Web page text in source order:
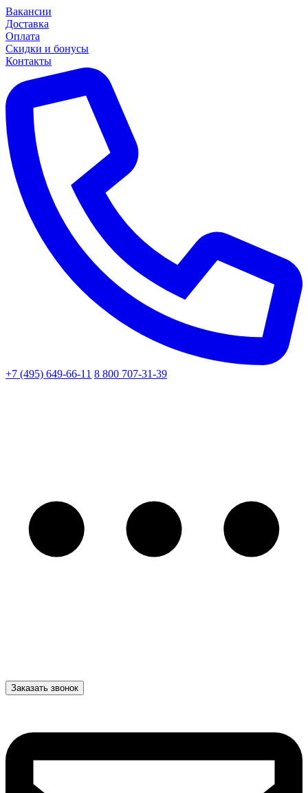
Вакансии
Доставка
Оплата
Скидки и бонусы
Контакты
+7 (495) 649-66-11 8 800 707-31-39
Заказать звонок